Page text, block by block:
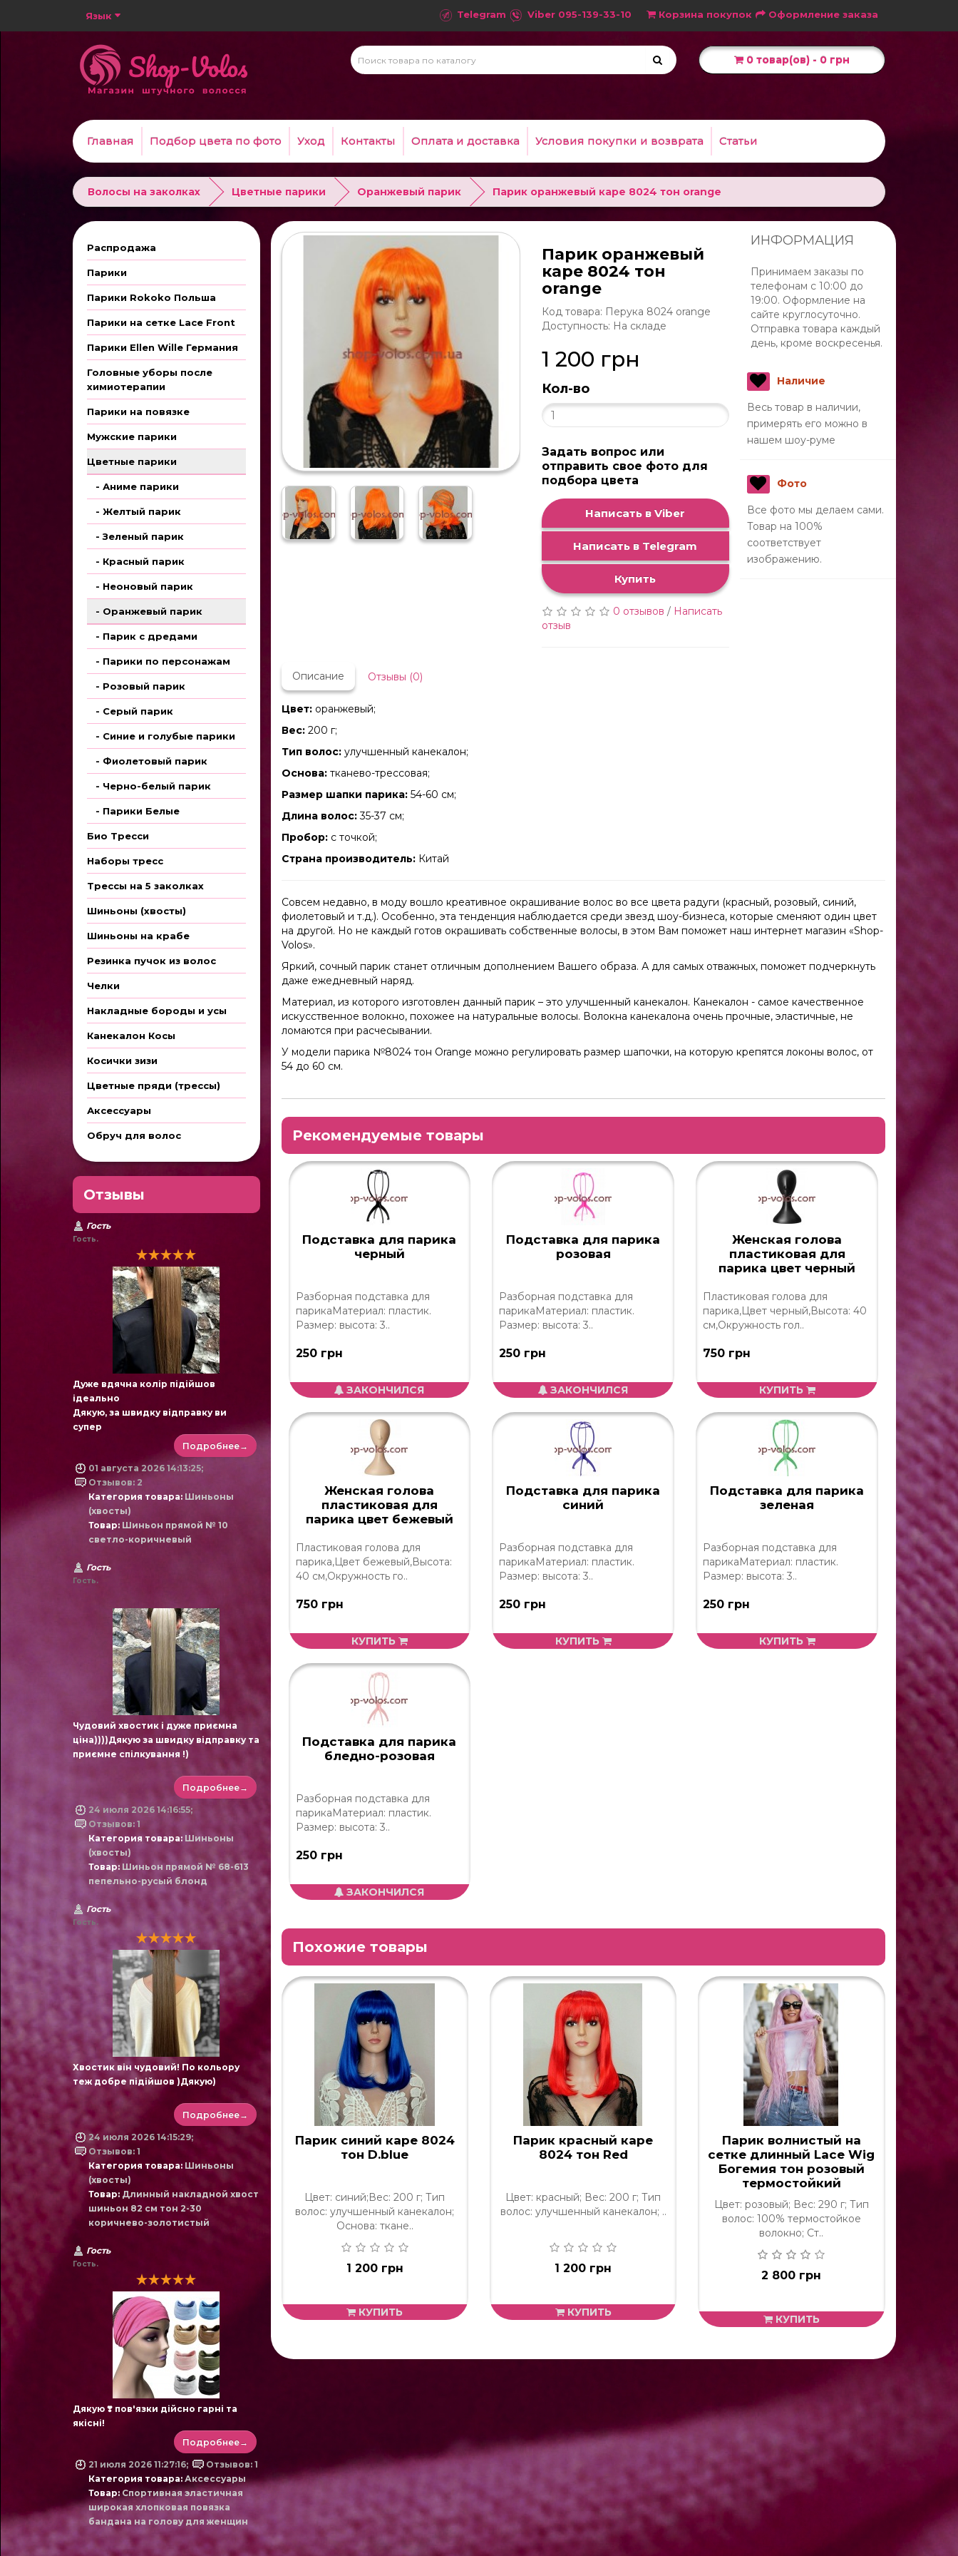
Язык Telegram Viber 095-139-33-10 Корзина покупок Оформление заказа
0 товар(ов) - 0 грн
Главная Подбор цвета по фото Уход Контакты Оплата и доставка Условия покупки и возврата Статьи
Волосы на заколках Цветные парики Оранжевый парик Парик оранжевый каре 8024 тон orange
Распродажа
Парики
Парики Rokoko Польша
Парики на сетке Lace Front
Парики Ellen Wille Германия
Головные уборы после
химиотерапии
Парики на повязке
Мужские парики
Цветные парики
- Аниме парики
- Желтый парик
- Зеленый парик
- Красный парик
- Неоновый парик
- Оранжевый парик
- Парик с дредами
- Парики по персонажам
- Розовый парик
- Серый парик
- Синие и голубые парики
- Фиолетовый парик
- Черно-белый парик
- Парики Белые
Био Тресси
Наборы тресс
Трессы на 5 заколках
Шиньоны (хвосты)
Шиньоны на крабе
Резинка пучок из волос
Челки
Накладные бороды и усы
Канекалон Косы
Косички зизи
Цветные пряди (трессы)
Аксессуары
Обруч для волос
Отзывы
Гость
Гость.
Дуже вдячна колір підійшов
ідеально
Дякую, за швидку відправку ви
супер
Подробнее→
01 августа 2026 14:13:25;
Отзывов: 2
Категория товара: Шиньоны
(хвосты)
Товар: Шиньон прямой № 10
светло-коричневый
Гость
Гость.
Чудовий хвостик і дуже приємна
ціна))))Дякую за швидку відправку та
приємне спілкування !)
Подробнее→
24 июля 2026 14:16:55;
Отзывов: 1
Категория товара: Шиньоны
(хвосты)
Товар: Шиньон прямой № 68-613
пепельно-русый блонд
Гость
Гость.
Хвостик він чудовий! По кольору
теж добре підійшов )Дякую)
Подробнее→
24 июля 2026 14:15:29;
Отзывов: 1
Категория товара: Шиньоны
(хвосты)
Товар: Длинный накладной хвост
шиньон 82 см тон 2-30
коричнево-золотистый
Гость
Гость.
Дякую ❣️ пов'язки дійсно гарні та
якісні!
Подробнее→
21 июля 2026 11:27:16;
Отзывов: 1
Категория товара: Аксессуары
Товар: Спортивная эластичная
широкая хлопковая повязка
бандана на голову для женщин
Парик оранжевый
каре 8024 тон
orange
Код товара: Перука 8024 orange
Доступность: На складе
1 200 грн
Кол-во
Задать вопрос или
отправить свое фото для
подбора цвета
Написать в Viber
Написать в Telegram
Купить
0 отзывов / Написать
отзыв
ИНФОРМАЦИЯ
Принимаем заказы по
телефонам с 10:00 до
19:00. Оформление на
сайте круглосуточно.
Отправка товара каждый
день, кроме воскресенья.
Наличие
Весь товар в наличии,
примерять его можно в
нашем шоу-руме
Фото
Все фото мы делаем сами.
Товар на 100%
соответствует
изображению.
Описание Отзывы (0)
Цвет:оранжевый;
Вес:200 г;
Тип волос:улучшенный канекалон;
Основа:тканево-трессовая;
Размер шапки парика:54-60 см;
Длина волос:35-37 см;
Пробор:с точкой;
Страна производитель:Китай
Совсем недавно, в моду вошло креативное окрашивание волос во все цвета радуги (красный, розовый, синий,
фиолетовый и т.д.). Особенно, эта тенденция наблюдается среди звезд шоу-бизнеса, которые сменяют один цвет
на другой. Но не каждый готов окрашивать собственные волосы, в этом Вам поможет наш интернет магазин «Shop-
Volos».
Яркий, сочный парик станет отличным дополнением Вашего образа. А для самых отважных, поможет подчеркнуть
даже ежедневный наряд.
Материал, из которого изготовлен данный парик – это улучшенный канекалон. Канекалон - самое качественное
искусственное волокно, похожее на натуральные волосы. Волокна канекалона очень прочные, эластичные, не
ломаются при расчесывании.
У модели парика №8024 тон Orange можно регулировать размер шапочки, на которую крепятся локоны волос, от
54 до 60 см.
Рекомендуемые товары
Подставка для парика
черный
Разборная подставка для
парикаМатериал: пластик.
Размер: высота: 3..
250 грн
ЗАКОНЧИЛСЯ
Подставка для парика
розовая
Разборная подставка для
парикаМатериал: пластик.
Размер: высота: 3..
250 грн
ЗАКОНЧИЛСЯ
Женская голова
пластиковая для
парика цвет черный
Пластиковая голова для
парика,Цвет черный,Высота: 40
см,Окружность гол..
750 грн
КУПИТЬ
Женская голова
пластиковая для
парика цвет бежевый
Пластиковая голова для
парика,Цвет бежевый,Высота:
40 см,Окружность го..
750 грн
КУПИТЬ
Подставка для парика
синий
Разборная подставка для
парикаМатериал: пластик.
Размер: высота: 3..
250 грн
КУПИТЬ
Подставка для парика
зеленая
Разборная подставка для
парикаМатериал: пластик.
Размер: высота: 3..
250 грн
КУПИТЬ
Подставка для парика
бледно-розовая
Разборная подставка для
парикаМатериал: пластик.
Размер: высота: 3..
250 грн
ЗАКОНЧИЛСЯ
Похожие товары
Парик синий каре 8024
тон D.blue
Цвет: синий;Вес: 200 г; Тип
волос: улучшенный канекалон;
Основа: ткане..
1 200 грн
КУПИТЬ
Парик красный каре
8024 тон Red
Цвет: красный; Вес: 200 г; Тип
волос: улучшенный канекалон; ..
1 200 грн
КУПИТЬ
Парик волнистый на
сетке длинный Lace Wig
Богемия тон розовый
термостойкий
Цвет: розовый; Вес: 290 г; Тип
волос: 100% термостойкое
волокно; Ст..
2 800 грн
КУПИТЬ